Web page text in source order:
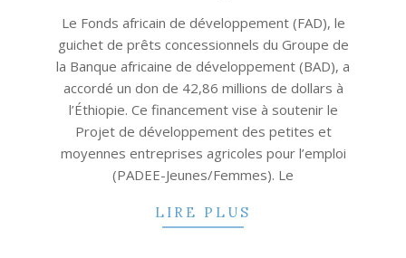
Le Fonds africain de développement (FAD), le
guichet de prêts concessionnels du Groupe de
la Banque africaine de développement (BAD), a
accordé un don de 42,86 millions de dollars à
l’Éthiopie. Ce financement vise à soutenir le
Projet de développement des petites et
moyennes entreprises agricoles pour l’emploi
(PADEE-Jeunes/Femmes). Le
LIRE PLUS